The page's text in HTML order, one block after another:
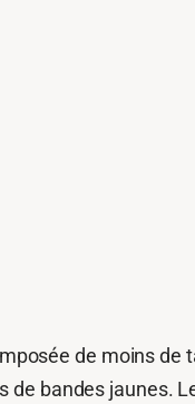
de moins de
bandes jaunes.